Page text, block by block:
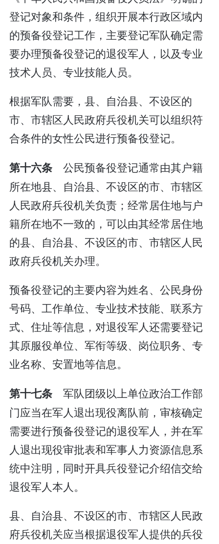
登记对象和条件，组织开展本行政区域内
的预备役登记工作，主要登记军队确定需
要办理预备役登记的退役军人，以及专业
技术人员、专业技能人员。
根据军队需要，县、自治县、不设区的
市、市辖区人民政府兵役机关可以组织符
合条件的女性公民进行预备役登记。
第十六条公民预备役登记通常由其户籍
所在地县、自治县、不设区的市、市辖区
人民政府兵役机关负责；经常居住地与户
籍所在地不一致的，可以由其经常居住地
的县、自治县、不设区的市、市辖区人民
政府兵役机关办理。
预备役登记的主要内容为姓名、公民身份
号码、工作单位、专业技术技能、联系方
式、住址等信息，对退役军人还需要登记
其原服役单位、军衔等级、岗位职务、专
业名称、安置地等信息。
第十七条军队团级以上单位政治工作部
门应当在军人退出现役离队前，审核确定
需要进行预备役登记的退役军人，并在军
人退出现役审批表和军事人力资源信息系
统中注明，同时开具兵役登记介绍信交给
退役军人本人。
县、自治县、不设区的市、市辖区人民政
府兵役机关应当根据退役军人提供的兵役